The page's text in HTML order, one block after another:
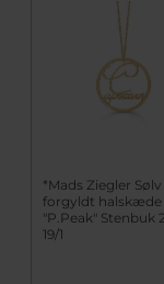
*Mads Ziegler Sølv
forgyldt halskæde
"P.Peak" Stenbuk
19/1